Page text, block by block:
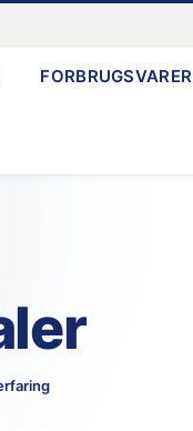
FORBRUGSVARER